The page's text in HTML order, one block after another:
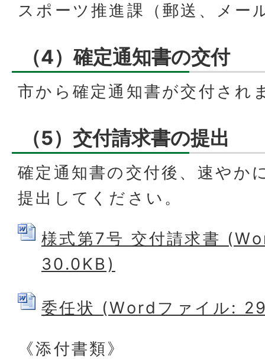
スポーツ推進課（郵送、メー
（4）確定通知書の交付
市から確定通知書が交付され
（5）交付請求書の提出
確定通知書の交付後、速やか
提出してください。
様式第7号 交付請求書
30.0KB)
委任状 (Wordファイル:
《添付書類》